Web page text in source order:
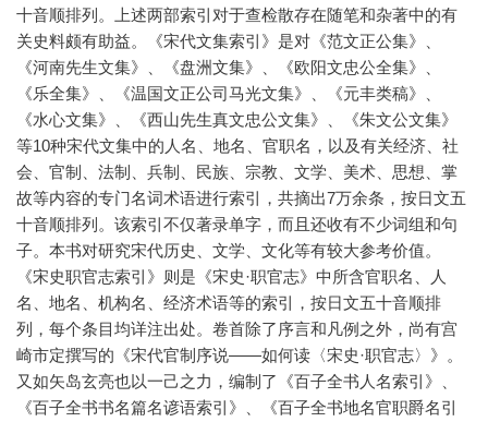
十音顺排列。上述两部索引对于查检散存在随笔和杂著中的有
关史料颇有助益。《宋代文集索引》是对《范文正公集》、
《河南先生文集》、《盘洲文集》、《欧阳文忠公全集》、
《乐全集》、《温国文正公司马光文集》、《元丰类稿》、
《水心文集》、《西山先生真文忠公文集》、《朱文公文集》
等10种宋代文集中的人名、地名、官职名，以及有关经济、社
会、官制、法制、兵制、民族、宗教、文学、美术、思想、掌
故等内容的专门名词术语进行索引，共摘出7万余条，按日文五
十音顺排列。该索引不仅著录单字，而且还收有不少词组和句
子。本书对研究宋代历史、文学、文化等有较大参考价值。
《宋史职官志索引》则是《宋史·职官志》中所含官职名、人
名、地名、机构名、经济术语等的索引，按日文五十音顺排
列，每个条目均详注出处。卷首除了序言和凡例之外，尚有宫
崎市定撰写的《宋代官制序说——如何读〈宋史·职官志〉》。
又如矢岛玄亮也以一己之力，编制了《百子全书人名索引》、
《百子全书书名篇名谚语索引》、《百子全书地名官职爵名引